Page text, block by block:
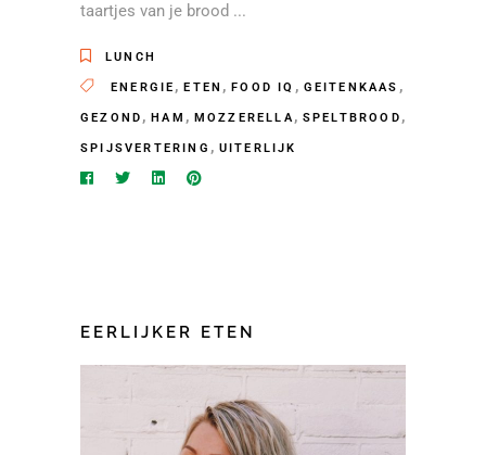
taartjes van je brood
LUNCH
ENERGIE ,ETEN ,FOOD IQ , GEITENKAAS ,
GEZOND ,HAM , MOZZERELLA, SPELTBROOD ,
SPIJSVERTERING , UITERLIJK
EERLIJKER ETEN